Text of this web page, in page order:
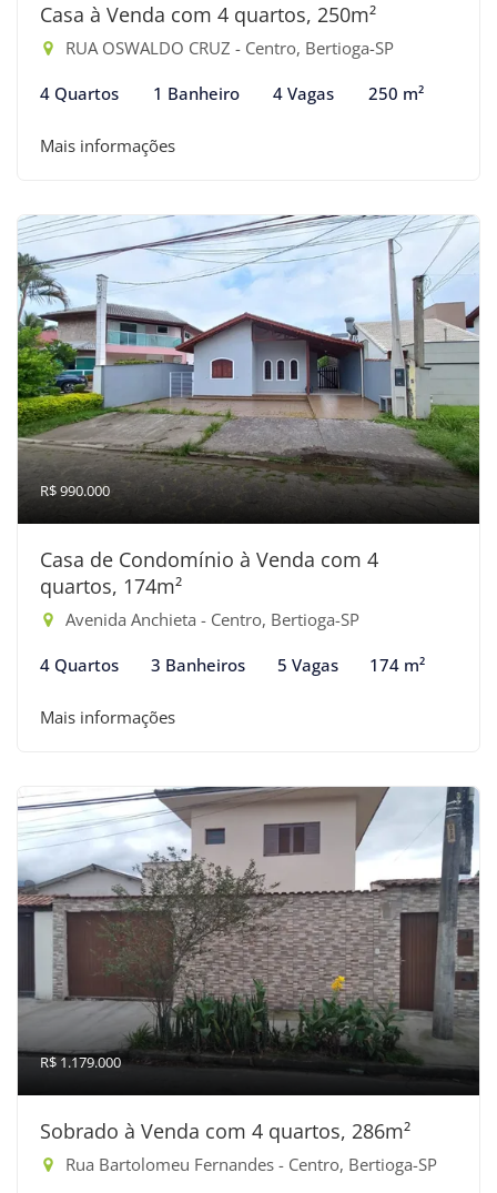
Casa à Venda com 4 quartos, 250m²
RUA OSWALDO CRUZ - Centro, Bertioga-SP
4 Quartos 1 Banheiro 4 Vagas 250 m²
Mais informações
R$ 990.000
Casa de Condomínio à Venda com 4
quartos, 174m²
Avenida Anchieta - Centro, Bertioga-SP
4 Quartos 3 Banheiros 5 Vagas 174 m²
Mais informações
R$ 1.179.000
Sobrado à Venda com 4 quartos, 286m²
Rua Bartolomeu Fernandes - Centro, Bertioga-SP